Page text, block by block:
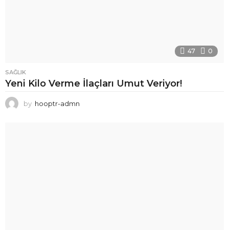
47 0
SAĞLIK
Yeni Kilo Verme İlaçları Umut Veriyor!
by hooptr-admn